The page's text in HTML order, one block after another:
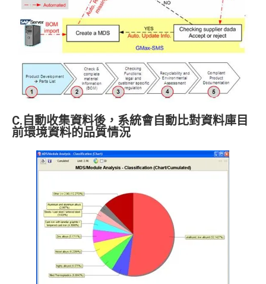
C.自動收集資料後，系統會自動比對資料庫目
前環境資料的品質情況